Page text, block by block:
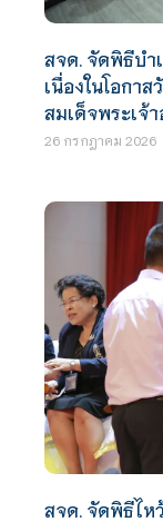
สจด. จัดพิธีบำ
เนื่องในโอกา
สมเด็จพระเจ้
26 กรกฎาคม 2026
สจด. จัดพิธีไห